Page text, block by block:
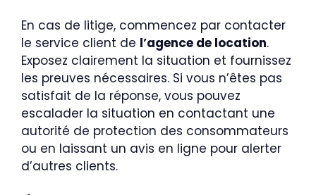
En cas de litige, commencez par contacter
le service client de l’agence de location.
Exposez clairement la situation et fournissez
les preuves nécessaires. Si vous n’êtes pas
satisfait de la réponse, vous pouvez
escalader la situation en contactant une
autorité de protection des consommateurs
ou en laissant un avis en ligne pour alerter
d’autres clients.